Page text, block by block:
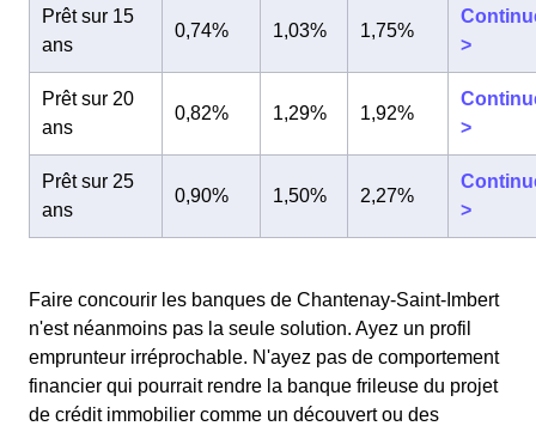
Prêt sur 15
ans
0,74% 1,03% 1,75%
>
Prêt sur 20
ans
0,82% 1,29% 1,92%
>
Prêt sur 25
ans
0,90% 1,50% 2,27%
>
Faire concourir les banques de Chantenay-Saint-Imbert
n'est néanmoins pas la seule solution. Ayez un profil
emprunteur irréprochable. N'ayez pas de comportement
financier qui pourrait rendre la banque frileuse du projet
de crédit immobilier comme un découvert ou des